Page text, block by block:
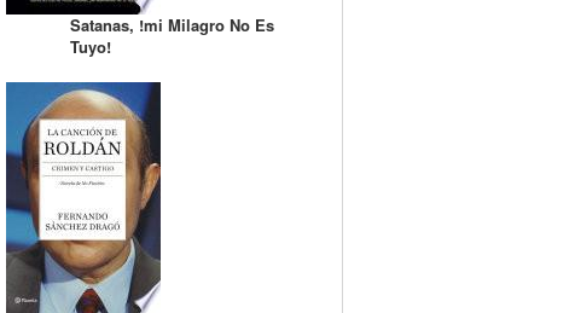
Satanas, !mi Milagro No Es
Tuyo!